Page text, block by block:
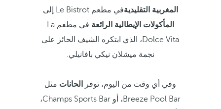
المغربية التقليديةفي مطعم Le Bistrot إلى
المأكولات الإيطالية الرائعة
في مطعم La
Dolce Vita، الذي ابتكره الشيف الحائز على
نجمة ميشلان نيكي بافانيلي.
وفي أي وقت من اليوم، توفر الحانات مثل
Breeze Pool Bar، أو Champs Sports Bar،